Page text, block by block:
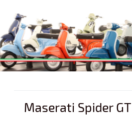
Maserati Spider